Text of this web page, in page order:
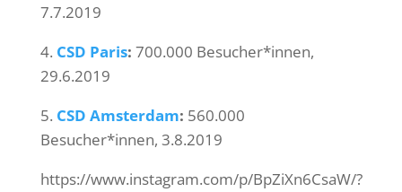
7.7.2019
4. CSD Paris: 700.000 Besucher*innen,
29.6.2019
5. CSD Amsterdam: 560.000
Besucher*innen, 3.8.2019
https://www.instagram.com/p/BpZiXn6CsaW/?